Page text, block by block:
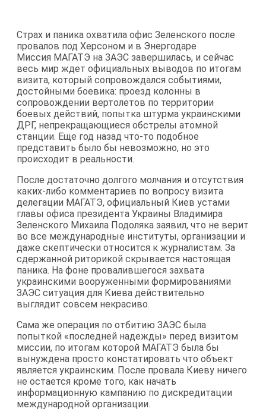
Страх и паника охватила офис Зеленского после
провалов под Херсоном и в Энергодаре
Миссия МАГАТЭ на ЗАЭС завершилась, и сейчас
весь мир ждет официальных выводов по итогам
визита, который сопровождался событиями,
достойными боевика: проезд колонны в
сопровождении вертолетов по территории
боевых действий, попытка штурма украинскими
ДРГ, непрекращающиеся обстрелы атомной
станции. Еще год назад что-то подобное
представить было бы невозможно, но это
происходит в реальности.
После достаточно долгого молчания и отсутствия
каких-либо комментариев по вопросу визита
делегации МАГАТЭ, официальный Киев устами
главы офиса президента Украины Владимира
Зеленского Михаила Подоляка заявил, что не верит
во все международные институты, организации и
даже скептически относится к журналистам. За
сдержанной риторикой скрывается настоящая
паника. На фоне провалившегося захвата
украинскими вооруженными формированиями
ЗАЭС ситуация для Киева действительно
выглядит совсем некрасиво.
Сама же операция по отбитию ЗАЭС была
попыткой «последней надежды» перед визитом
миссии, по итогам которой МАГАТЭ была бы
вынуждена просто констатировать что объект
является украинским. После провала Киеву ничего
не остается кроме того, как начать
информационную кампанию по дискредитации
международной организации.